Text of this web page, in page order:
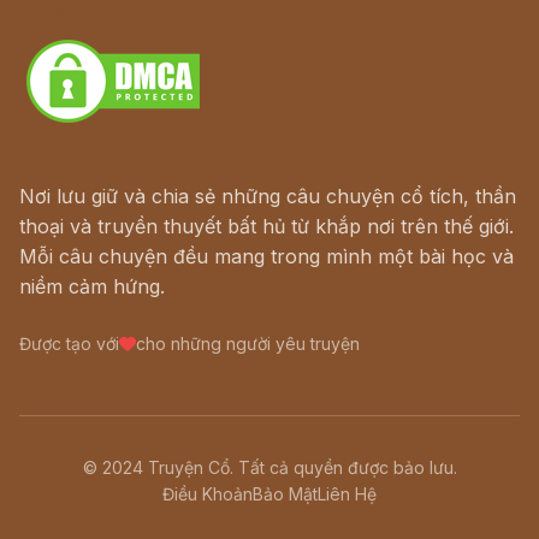
Nơi lưu giữ và chia sẻ những câu chuyện cổ tích, thần
thoại và truyền thuyết bất hủ từ khắp nơi trên thế giới.
Mỗi câu chuyện đều mang trong mình một bài học và
niềm cảm hứng.
Được tạo với cho những người yêu truyện
© 2024 Truyện Cổ. Tất cả quyền được bảo lưu.
Điều KhoảnBảo MậtLiên Hệ